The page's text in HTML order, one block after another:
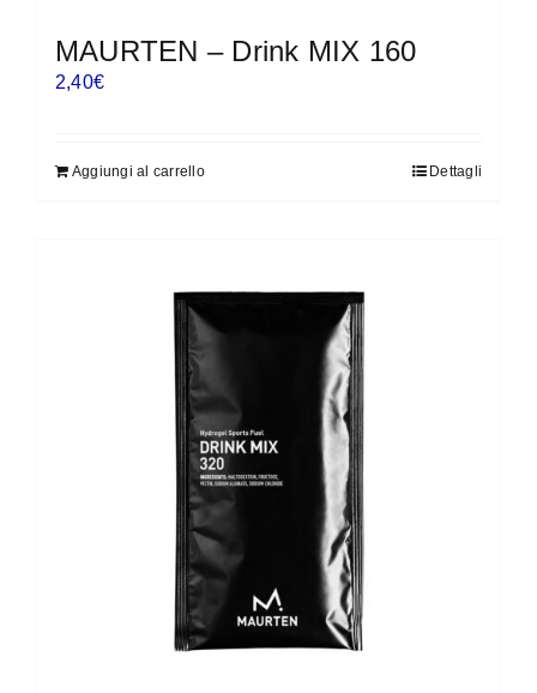
MAURTEN – Drink MIX 160
2,40€
Aggiungi al carrello Dettagli